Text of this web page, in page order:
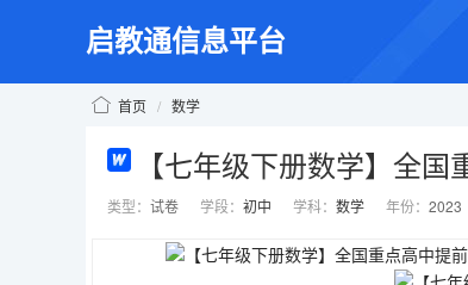
启教通信息平台
首页 / 数学
【七年级下册数学】全国
类型： 试卷 学段： 初中 学科： 数学 年份： 2023